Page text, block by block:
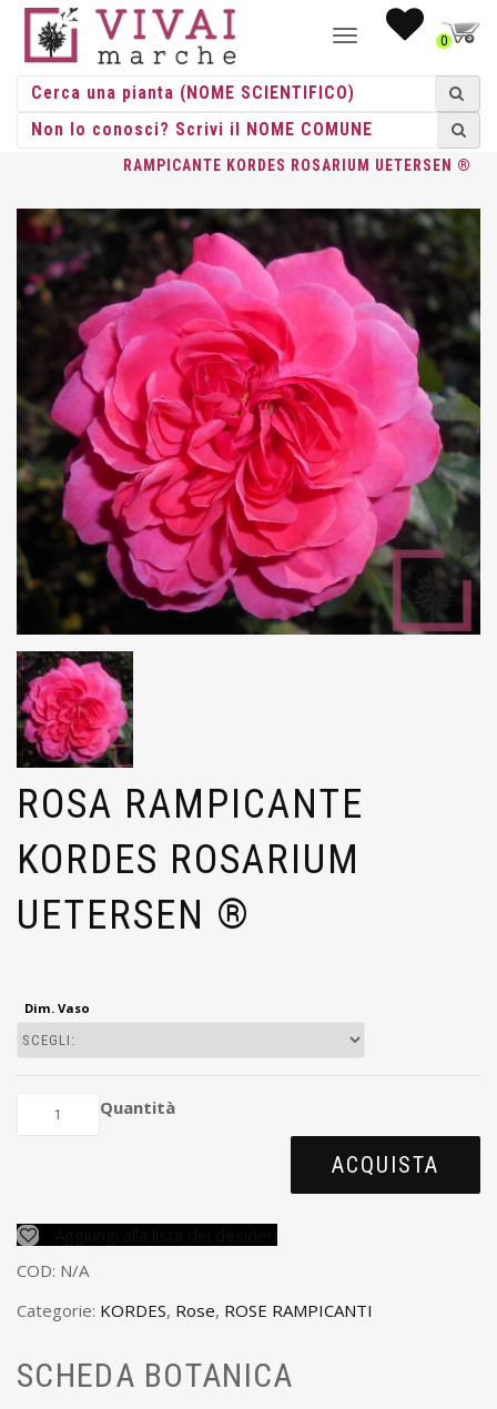
NAVIGAZIONE0
HOME/ROSE/ROSE RAMPICANTI/ KORDES / ROSA
RAMPICANTE KORDES ROSARIUM UETERSEN ®
ROSA RAMPICANTE
KORDES ROSARIUM
UETERSEN ®
Dim. Vaso
Quantità
ACQUISTA
COD: N/A
Categorie: KORDES, Rose, ROSE RAMPICANTI
SCHEDA BOTANICA